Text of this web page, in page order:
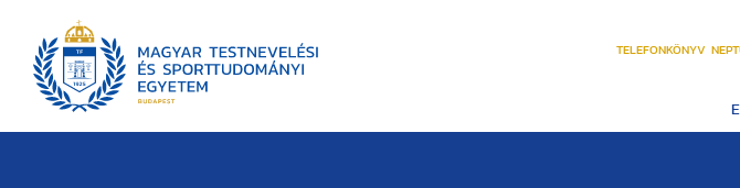
TELEFONKÖNYV